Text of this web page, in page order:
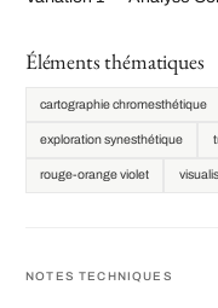
Éléments thématiques
cartographie chromesthétique
exploration synesthétique
rouge-orange violet
NOTES TECHNIQUES